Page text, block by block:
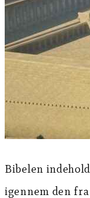
Bibelen
igennem den fra